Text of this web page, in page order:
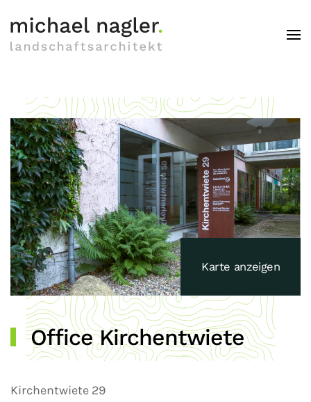
Skip to main content
Karte anzeigen
Office Kirchentwiete
Kirchentwiete 29